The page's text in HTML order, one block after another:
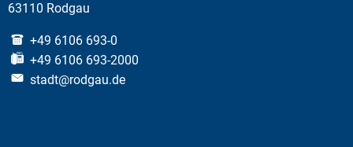
63110 Rodgau
+49 6106 693-0
+49 6106 693-2000
stadt@rodgau.de